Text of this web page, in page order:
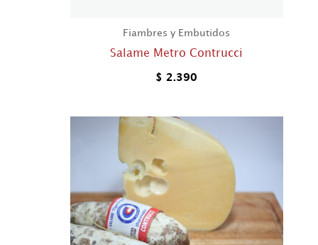
Fiambres y Embutidos
Salame Metro Contrucci
$ 2.390